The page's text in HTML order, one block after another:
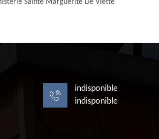
Sainte Marguerite De Viette
indisponible
indisponible